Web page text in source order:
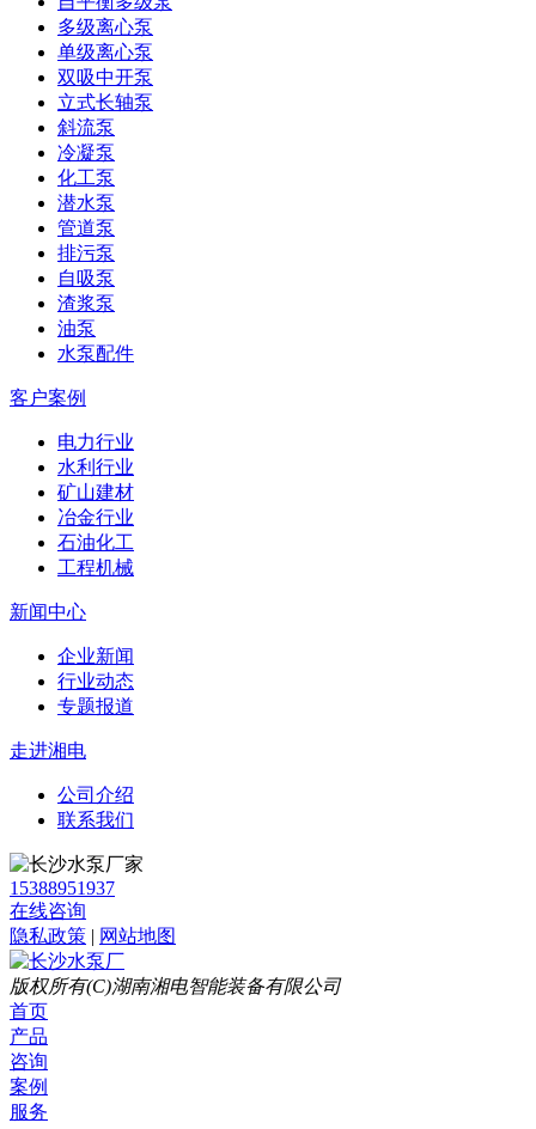
多级离心泵
单级离心泵
双吸中开泵
立式长轴泵
斜流泵
冷凝泵
化工泵
潜水泵
管道泵
排污泵
自吸泵
渣浆泵
油泵
水泵配件
客户案例
电力行业
水利行业
矿山建材
冶金行业
石油化工
工程机械
新闻中心
企业新闻
行业动态
专题报道
走进湘电
公司介绍
联系我们
15388951937
在线咨询
隐私政策 | 网站地图
版权所有(C)湖南湘电智能装备有限公司
首页
产品
咨询
案例
服务